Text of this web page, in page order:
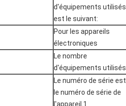
d'équipements utilisés
est le suivant:
Pour les appareils
électroniques
Le nombre
d'équipements utilisés
Le numéro de série est
le numéro de série de
l'appareil.1